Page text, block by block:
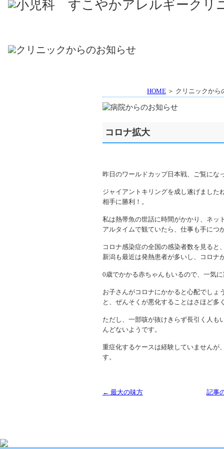
HOME ＞ クリニックか
コロナ拡大
昨日のワールドカップ日本戦、ご覧にな
ジャイアントキリングを成し遂げました
相手に勝利！。
私は熱帯魚の世話に時間がかかり、ネッ
アルタイムで観ていたら、仕事も手につ
コロナ感染症の全国の感染者数を見ると
新潟も最近は発熱患者が多いし、コロナ
0歳でかかる赤ちゃんもいるので、一気
お子さんがコロナにかかると心配でしょ
と、ぜんそくが悪化することはさほど多
ただし、一部咳が抜けきらず長引く人も
んどないようです。
重症化するケースは経験していませんが
す。
← 最大の味方 記事